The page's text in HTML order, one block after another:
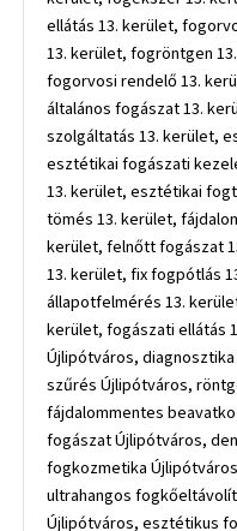
ellátás 13. kerület,
13. kerület, fogröntgen
fogorvosi rendelő 13.
általános fogászat 13.
szolgáltatás 13. kerület,
esztétikai fogászati
13. kerület, esztétikai
tömés 13. kerület,
kerület, felnőtt fogászat
13. kerület, fix fogpótlás
állapotfelmérés 13.
kerület, fogászati ellátás
Újlipótváros,
szűrés Újlipótváros,
fájdalommentes
fogászat Újlipótváros,
fogkozmetika
ultrahangos
Újlipótváros, esztétikus